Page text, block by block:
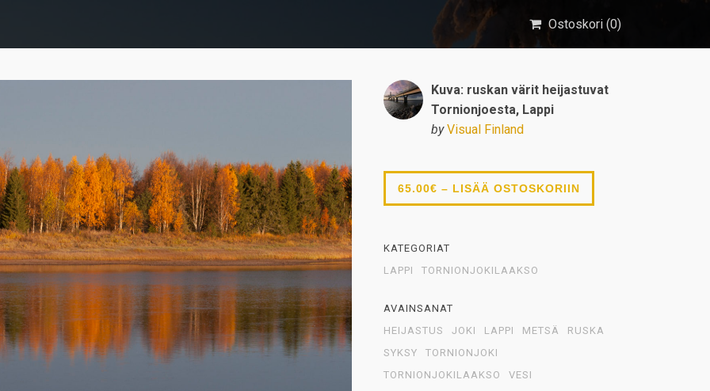
Ostoskori (0)
Kuva: ruskan värit heijastuvat
Tornionjoesta, Lappi
by Visual Finland
65.00€ – LISÄÄ OSTOSKORIIN
KATEGORIAT
LAPPI
TORNIONJOKILAAKSO
AVAINSANAT
HEIJASTUS
JOKI LAPPI METSÄ
RUSKA
SYKSY
TORNIONJOKI
TORNIONJOKILAAKSO
VESI